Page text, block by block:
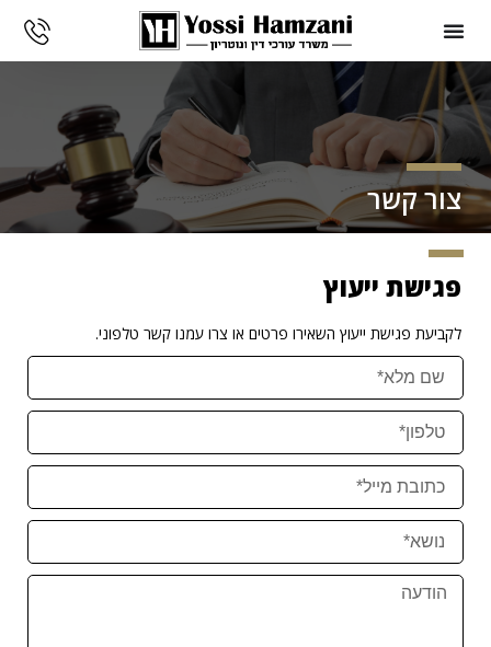
צור קשר
פגישת ייעוץ
לקביעת פגישת ייעוץ השאירו פרטים או צרו עמנו קשר טלפוני.